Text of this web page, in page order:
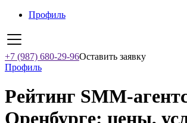
Профиль
+7 (987) 680-29-96Оставить заявку
Профиль
Рейтинг
Оренбурге: цены,